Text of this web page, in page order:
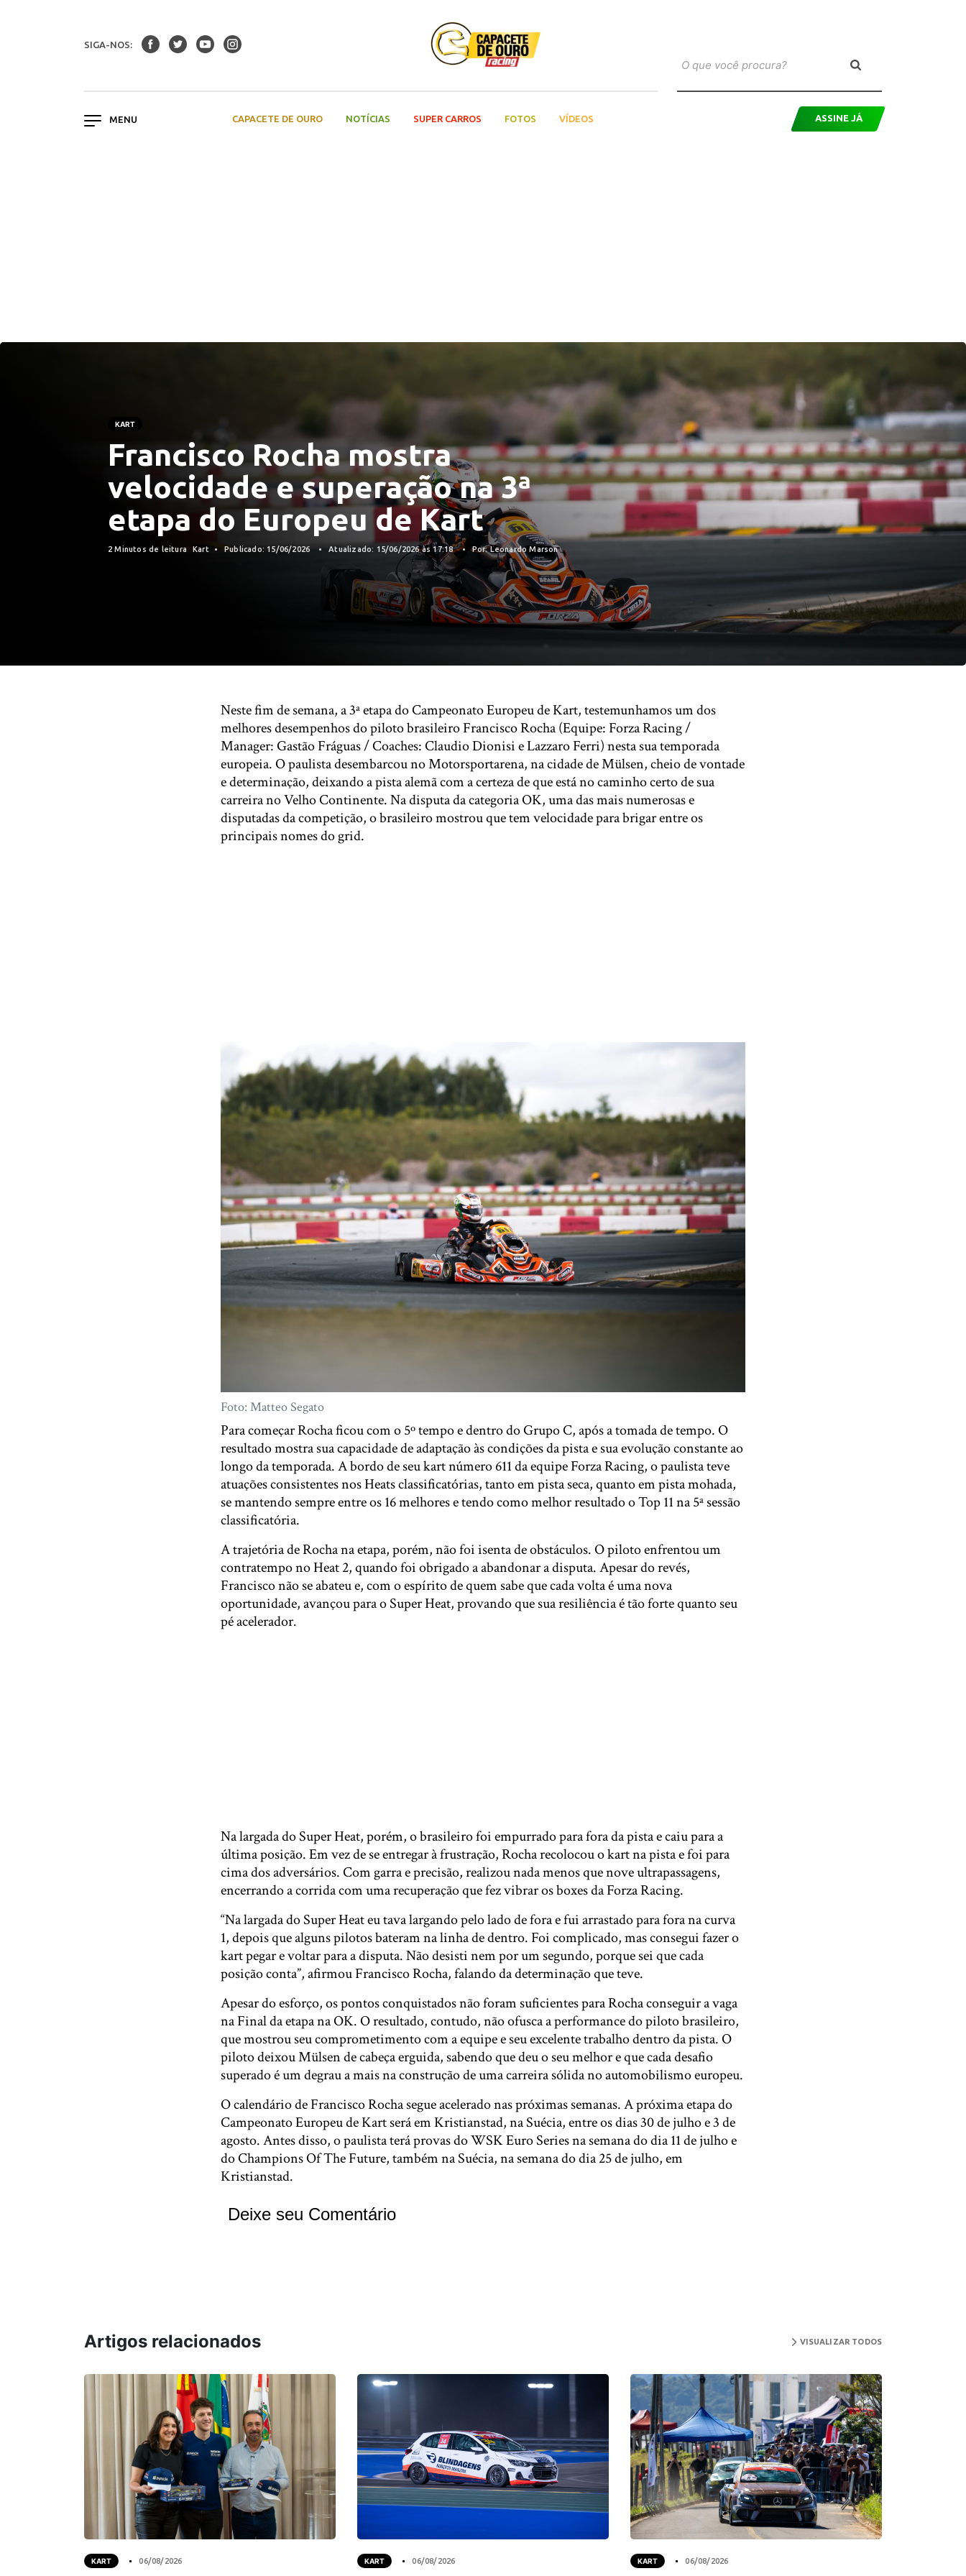
SIGA-NOS:
CAPACETE DE OURO NOTÍCIAS SUPER CARROS FOTOS VÍDEOS ASSINE JÁ
KART
Francisco Rocha mostra
velocidade e superação na 3ª
etapa do Europeu de Kart
2 Minutos de leitura Kart Publicado: 15/06/2026 Atualizado: 15/06/2026 às 17:18 Por: Leonardo Marson
Neste fim de semana, a 3ª etapa do Campeonato Europeu de Kart, testemunhamos um dos
melhores desempenhos do piloto brasileiro Francisco Rocha (Equipe: Forza Racing /
Manager: Gastão Fráguas / Coaches: Claudio Dionisi e Lazzaro Ferri) nesta sua temporada
europeia. O paulista desembarcou no Motorsportarena, na cidade de Mülsen, cheio de vontade
e determinação, deixando a pista alemã com a certeza de que está no caminho certo de sua
carreira no Velho Continente. Na disputa da categoria OK, uma das mais numerosas e
disputadas da competição, o brasileiro mostrou que tem velocidade para brigar entre os
principais nomes do grid.
Foto: Matteo Segato
Para começar Rocha ficou com o 5º tempo e dentro do Grupo C, após a tomada de tempo. O
resultado mostra sua capacidade de adaptação às condições da pista e sua evolução constante ao
longo da temporada. A bordo de seu kart número 611 da equipe Forza Racing, o paulista teve
atuações consistentes nos Heats classificatórias, tanto em pista seca, quanto em pista mohada,
se mantendo sempre entre os 16 melhores e tendo como melhor resultado o Top 11 na 5ª sessão
classificatória.
A trajetória de Rocha na etapa, porém, não foi isenta de obstáculos. O piloto enfrentou um
contratempo no Heat 2, quando foi obrigado a abandonar a disputa. Apesar do revés,
Francisco não se abateu e, com o espírito de quem sabe que cada volta é uma nova
oportunidade, avançou para o Super Heat, provando que sua resiliência é tão forte quanto seu
pé acelerador.
Na largada do Super Heat, porém, o brasileiro foi empurrado para fora da pista e caiu para a
última posição. Em vez de se entregar à frustração, Rocha recolocou o kart na pista e foi para
cima dos adversários. Com garra e precisão, realizou nada menos que nove ultrapassagens,
encerrando a corrida com uma recuperação que fez vibrar os boxes da Forza Racing.
“Na largada do Super Heat eu tava largando pelo lado de fora e fui arrastado para fora na curva
1, depois que alguns pilotos bateram na linha de dentro. Foi complicado, mas consegui fazer o
kart pegar e voltar para a disputa. Não desisti nem por um segundo, porque sei que cada
posição conta”, afirmou Francisco Rocha, falando da determinação que teve.
Apesar do esforço, os pontos conquistados não foram suficientes para Rocha conseguir a vaga
na Final da etapa na OK. O resultado, contudo, não ofusca a performance do piloto brasileiro,
que mostrou seu comprometimento com a equipe e seu excelente trabalho dentro da pista. O
piloto deixou Mülsen de cabeça erguida, sabendo que deu o seu melhor e que cada desafio
superado é um degrau a mais na construção de uma carreira sólida no automobilismo europeu.
O calendário de Francisco Rocha segue acelerado nas próximas semanas. A próxima etapa do
Campeonato Europeu de Kart será em Kristianstad, na Suécia, entre os dias 30 de julho e 3 de
agosto. Antes disso, o paulista terá provas do WSK Euro Series na semana do dia 11 de julho e
do Champions Of The Future, também na Suécia, na semana do dia 25 de julho, em
Kristianstad.
Deixe seu Comentário
Artigos relacionados VISUALIZAR TODOS
KART 06/08/2026 KART 06/08/2026 KART 06/08/2026